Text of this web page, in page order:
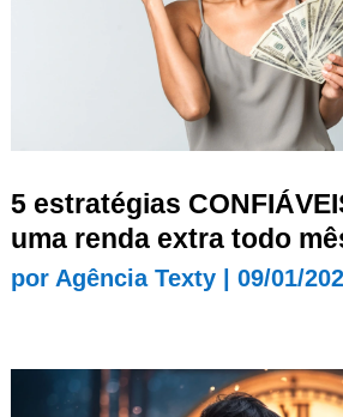
5 estratégias
uma renda extra todo
por Agência Texty| 09/01/